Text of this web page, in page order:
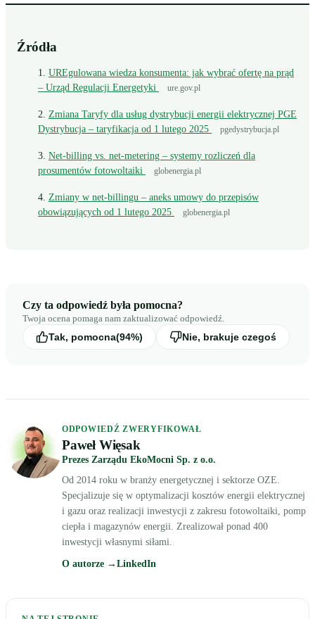
Źródła
UREgulowana wiedza konsumenta: jak wybrać ofertę na prąd
– Urząd Regulacji Energetyki
ure.gov.pl
Zmiana Taryfy dla usług dystrybucji energii elektrycznej PGE
Dystrybucja – taryfikacja od 1 lutego 2025
pgedystrybucja.pl
Net-billing vs. net-metering – systemy rozliczeń dla
prosumentów fotowoltaiki
globenergia.pl
Zmiany w net-billingu – aneks umowy do przepisów
obowiązujących od 1 lutego 2025
globenergia.pl
Czy ta odpowiedź była pomocna?
Twoja ocena pomaga nam zaktualizować odpowiedź.
Tak, pomocna(94%) Nie, brakuje czegoś
ODPOWIEDŹ ZWERYFIKOWAŁ
Paweł Więsak
Prezes Zarządu EkoMocni Sp. z o.o.
Od 2014 roku w branży energetycznej i sektorze OZE.
Specjalizuje się w optymalizacji kosztów energii elektrycznej
i gazu oraz realizacji inwestycji z zakresu fotowoltaiki, pomp
ciepła i magazynów energii. Zrealizował ponad 400
inwestycji własnymi siłami.
O autorze → LinkedIn